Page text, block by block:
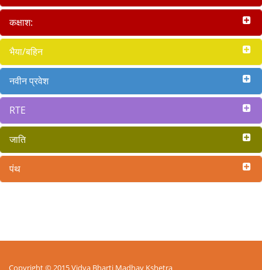
कक्षाश:
भैया/बहिन
नवीन प्रवेश
RTE
जाति
पंथ
Copyright © 2015 Vidya Bharti Madhay Kshetra